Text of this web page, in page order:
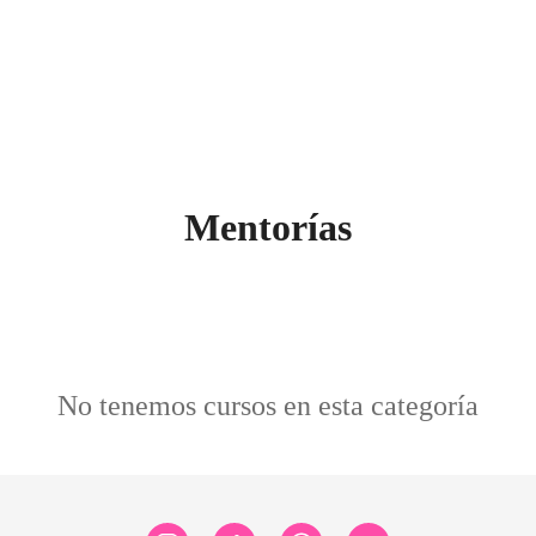
Mentorías
No tenemos cursos en esta categoría